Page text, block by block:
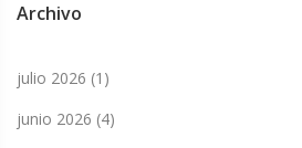
Archivo
julio 2026 (1)
junio 2026 (4)